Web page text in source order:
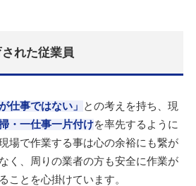
れた従業員
仕事ではない」
との考えを持ち、現
・一仕事一片付けを率先するように
場で作業する事は心の余裕にも繋が
く、周りの業者の方も安全に作業が
ことを心掛けています。